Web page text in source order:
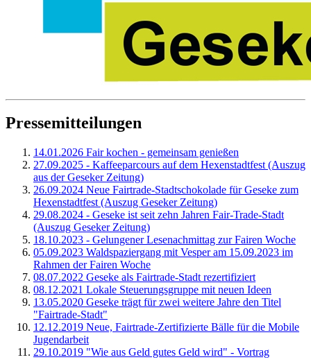
Pressemitteilungen
14.01.2026 Fair kochen - gemeinsam genießen
27.09.2025 - Kaffeeparcours auf dem Hexenstadtfest (Auszug
aus der Geseker Zeitung)
26.09.2024 Neue Fairtrade-Stadtschokolade für Geseke zum
Hexenstadtfest (Auszug Geseker Zeitung)
29.08.2024 - Geseke ist seit zehn Jahren Fair-Trade-Stadt
(Auszug Geseker Zeitung)
18.10.2023 - Gelungener Lesenachmittag zur Fairen Woche
05.09.2023 Waldspaziergang mit Vesper am 15.09.2023 im
Rahmen der Fairen Woche
08.07.2022 Geseke als Fairtrade-Stadt rezertifiziert
08.12.2021 Lokale Steuerungsgruppe mit neuen Ideen
13.05.2020 Geseke trägt für zwei weitere Jahre den Titel
"Fairtrade-Stadt"
12.12.2019 Neue, Fairtrade-Zertifizierte Bälle für die Mobile
Jugendarbeit
29.10.2019 "Wie aus Geld gutes Geld wird" - Vortrag